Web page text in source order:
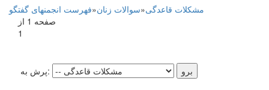
فهرست انجمنهای گفتگو»سوالات زنان»مشکلات قاعدگی
صفحه 1 از
1
پرش به: